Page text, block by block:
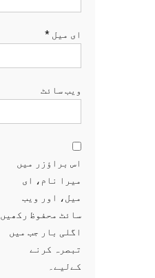
ای میل *
ویب‌ سائٹ
اس براؤزر میں
میرا نام، ای
میل، اور ویب
سائٹ محفوظ رکھیں
اگلی بار جب میں
تبصرہ کرنے
کےلیے۔